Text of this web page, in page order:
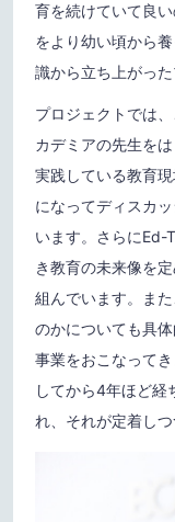
育を続けていて良
をより幼い頃から
識から立ち上がった
プロジェクトでは
カデミアの先生を
実践している教育
になってディスカ
います。さらにEd-
き教育の未来像を
組んでいます。ま
のかについても具
事業をおこなって
してから4年ほど経
れ、それが定着しつ